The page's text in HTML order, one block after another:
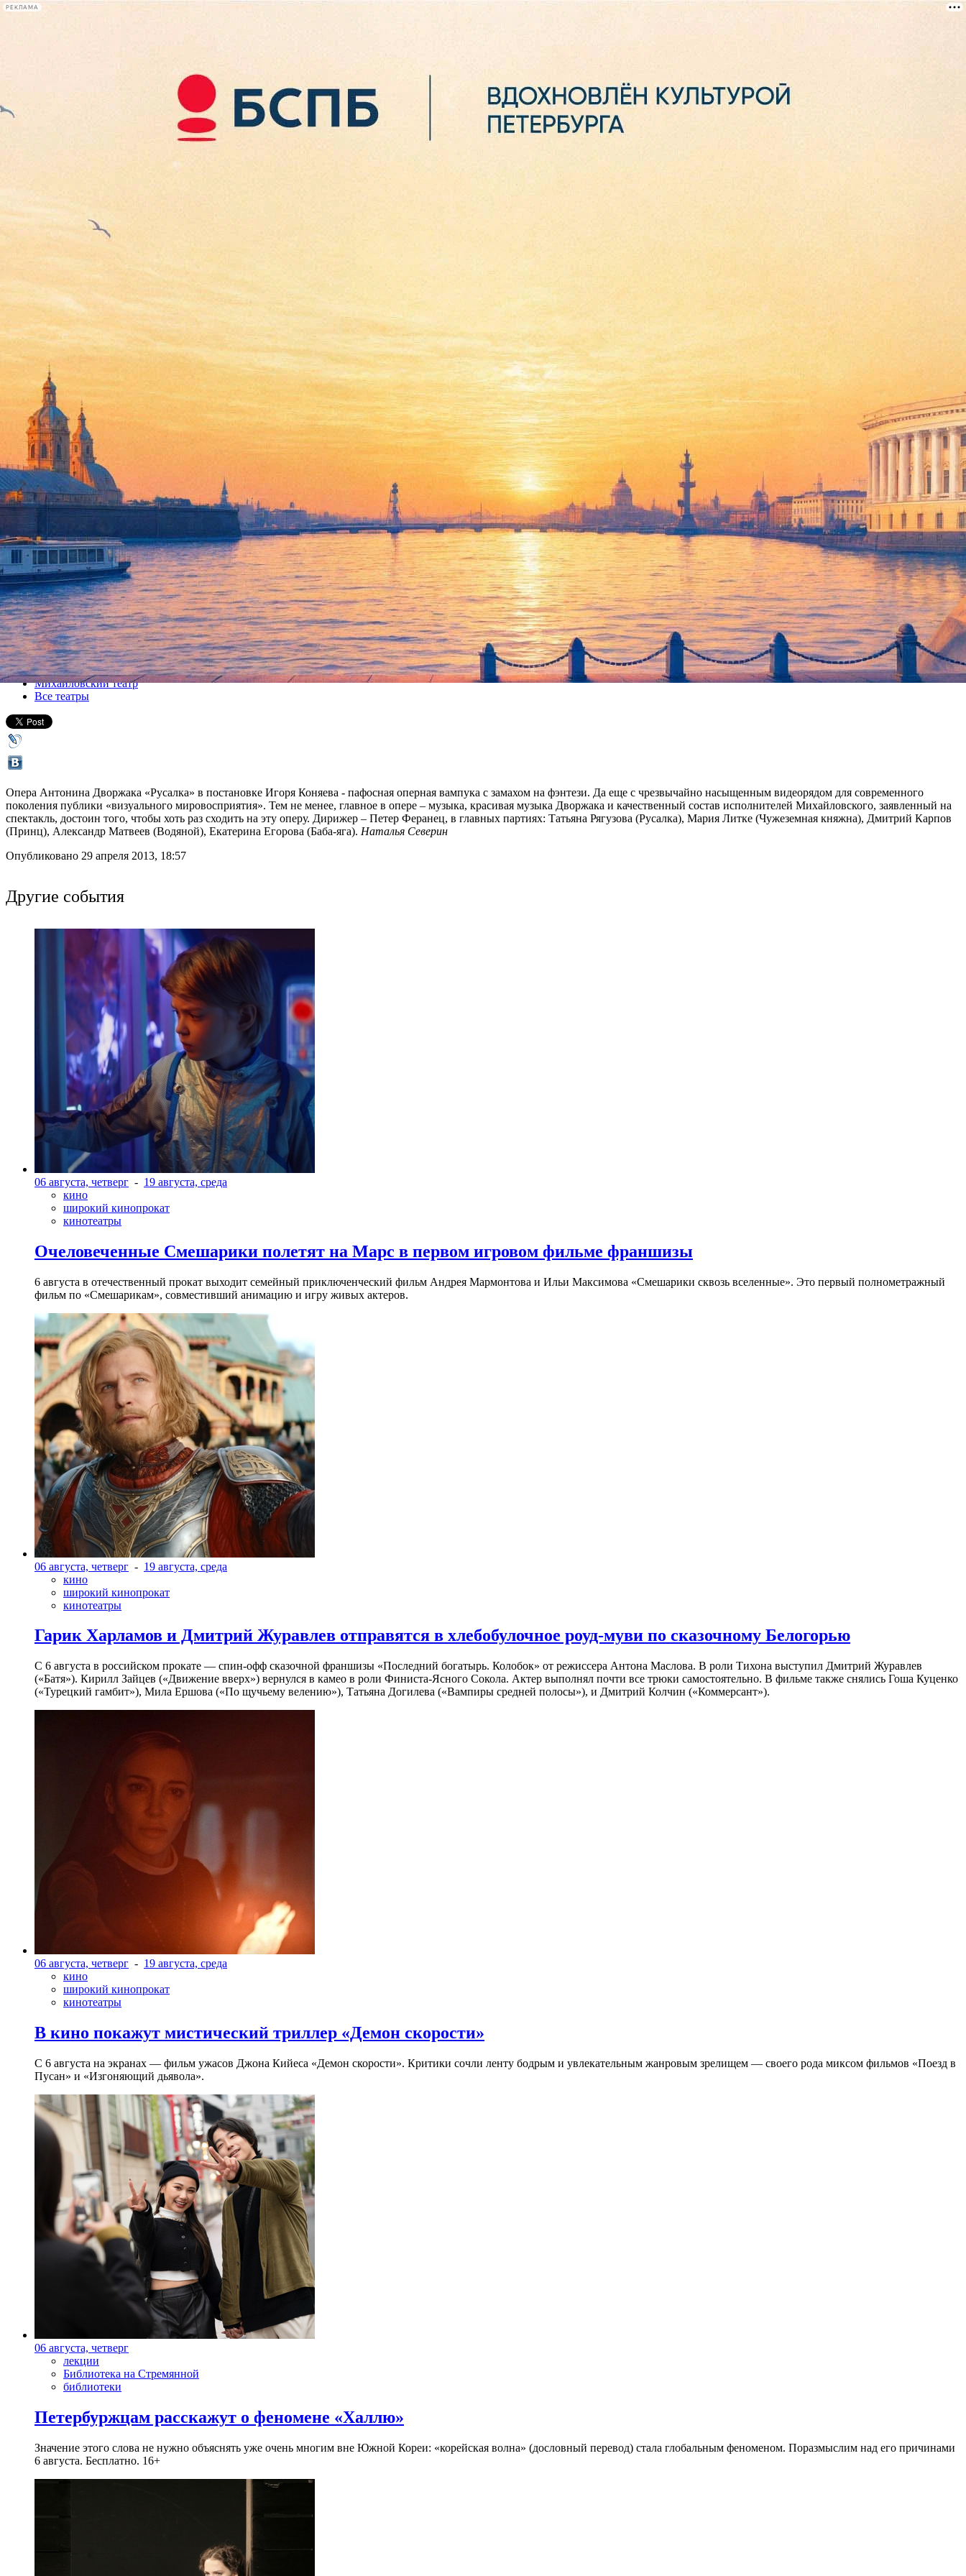
РЕКЛАМА
лекции
книги
Опера Дворжака «Русалка»
30 апреля 2013, вторник,19.00
Версия для печати
Все спектакли
Михайловский театр
Все театры
Опера Антонина Дворжака «Русалка» в постановке Игоря Коняева - пафосная оперная вампука с замахом на фэнтези. Да еще с чрезвычайно насыщенным видеорядом для современного
поколения публики «визуального мировосприятия». Тем не менее, главное в опере – музыка, красивая музыка Дворжака и качественный состав исполнителей Михайловского, заявленный на
спектакль, достоин того, чтобы хоть раз сходить на эту оперу. Дирижер – Петер Феранец, в главных партиях: Татьяна Рягузова (Русалка), Мария Литке (Чужеземная княжна), Дмитрий Карпов
(Принц), Александр Матвеев (Водяной), Екатерина Егорова (Баба-яга). Наталья Северин
Опубликовано 29 апреля 2013, 18:57
Другие события
06 августа, четверг - 19 августа, среда
кино
широкий кинопрокат
кинотеатры
Очеловеченные Смешарики полетят на Марс в первом игровом фильме франшизы
6 августа в отечественный прокат выходит семейный приключенческий фильм Андрея Мармонтова и Ильи Максимова «Смешарики сквозь вселенные». Это первый полнометражный
фильм по «Смешарикам», совместивший анимацию и игру живых актеров.
06 августа, четверг - 19 августа, среда
кино
широкий кинопрокат
кинотеатры
Гарик Харламов и Дмитрий Журавлев отправятся в хлебобулочное роуд-муви по сказочному Белогорью
С 6 августа в российском прокате — спин-офф сказочной франшизы «Последний богатырь. Колобок» от режиссера Антона Маслова. В роли Тихона выступил Дмитрий Журавлев
(«Батя»). Кирилл Зайцев («Движение вверх») вернулся в камео в роли Финиста-Ясного Сокола. Актер выполнял почти все трюки самостоятельно. В фильме также снялись Гоша Куценко
(«Турецкий гамбит»), Мила Ершова («По щучьему велению»), Татьяна Догилева («Вампиры средней полосы»), и Дмитрий Колчин («Коммерсант»).
06 августа, четверг - 19 августа, среда
кино
широкий кинопрокат
кинотеатры
В кино покажут мистический триллер «Демон скорости»
С 6 августа на экранах — фильм ужасов Джона Кийеса «Демон скорости». Критики сочли ленту бодрым и увлекательным жанровым зрелищeм — своего рода миксом фильмов «Поезд в
Пусан» и «Изгоняющий дьявола».
06 августа, четверг
лекции
Библиотека на Стремянной
библиотеки
Петербуржцам расскажут о феномене «Халлю»
Значение этого слова не нужно объяснять уже очень многим вне Южной Кореи: «корейская волна» (дословный перевод) стала глобальным феноменом. Поразмыслим над его причинами
6 августа. Бесплатно. 16+